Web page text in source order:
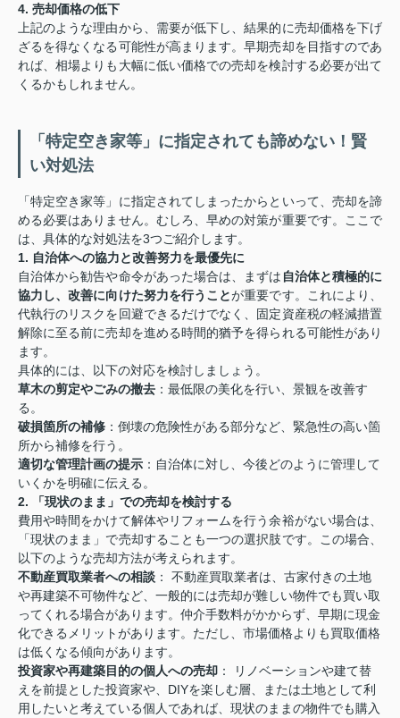
4. 売却価格の低下
上記のような理由から、需要が低下し、結果的に売却価格を下げ
ざるを得なくなる可能性が高まります。早期売却を目指すのであ
れば、相場よりも大幅に低い価格での売却を検討する必要が出て
くるかもしれません。
「特定空き家等」に指定されても諦めない！賢
い対処法
「特定空き家等」に指定されてしまったからといって、売却を諦
める必要はありません。むしろ、早めの対策が重要です。ここで
は、具体的な対処法を3つご紹介します。
1. 自治体への協力と改善努力を最優先に
自治体から勧告や命令があった場合は、まずは 自治体と積極的に
協力し、改善に向けた努力を行うことが重要です。これにより、
代執行のリスクを回避できるだけでなく、固定資産税の軽減措置
解除に至る前に売却を進める時間的猶予を得られる可能性があり
ます。
具体的には、以下の対応を検討しましょう。
草木の剪定やごみの撤去 ：最低限の美化を行い、景観を改善す
る。
破損箇所の補修 ：倒壊の危険性がある部分など、緊急性の高い箇
所から補修を行う。
適切な管理計画の提示 ：自治体に対し、今後どのように管理して
いくかを明確に伝える。
2. 「現状のまま」での売却を検討する
費用や時間をかけて解体やリフォームを行う余裕がない場合は、
「現状のまま」で売却することも一つの選択肢です。この場合、
以下のような売却方法が考えられます。
不動産買取業者への相談 ： 不動産買取業者は、古家付きの土地
や再建築不可物件など、一般的には売却が難しい物件でも買い取
ってくれる場合があります。仲介手数料がかからず、早期に現金
化できるメリットがあります。ただし、市場価格よりも買取価格
は低くなる傾向があります。
投資家や再建築目的の個人への売却 ： リノベーションや建て替
えを前提とした投資家や、DIYを楽しむ層、または土地として利
用したいと考えている個人であれば、現状のままの物件でも購入